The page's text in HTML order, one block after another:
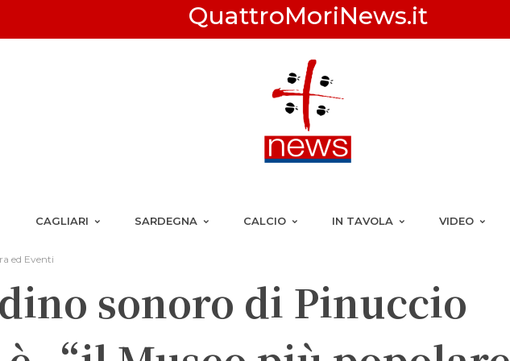
QuattroMoriNews.it
CAGLIARI SARDEGNA CALCIO IN TAVOLA VIDEO
ed Eventi
sonoro di Pinuccio